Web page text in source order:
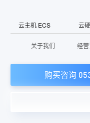
云主机 ECS 云
关于我们 经
购买咨询